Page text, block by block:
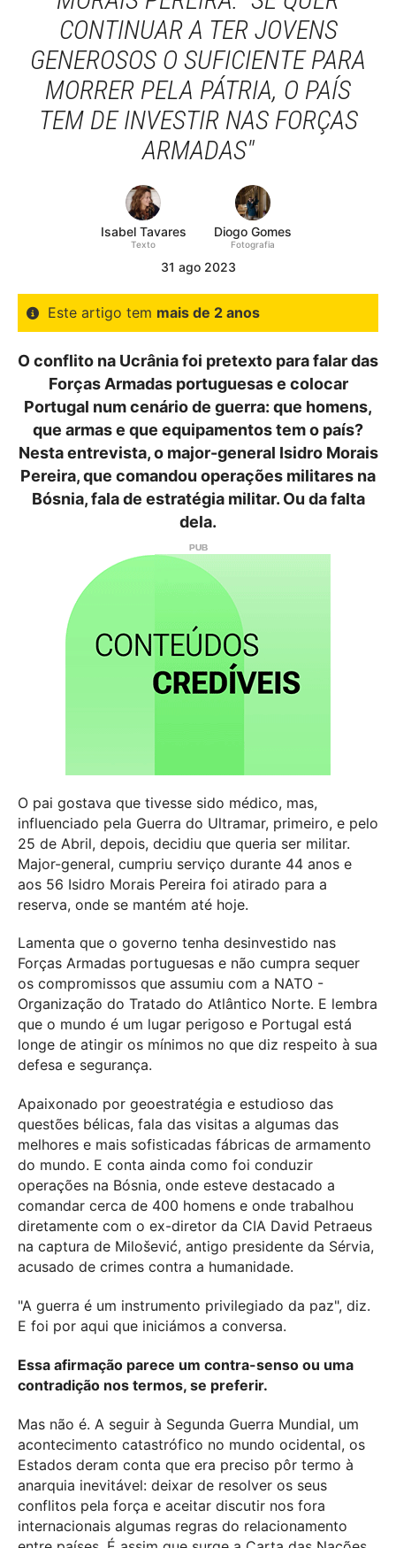
CONTINUAR A TER JOVENS
GENEROSOS O SUFICIENTE PARA
MORRER PELA PÁTRIA, O PAÍS
TEM DE INVESTIR NAS FORÇAS
ARMADAS"
Isabel Tavares
Texto
Diogo Gomes
Fotografia
31 ago 2023
Este artigo tem mais de 2 anos
O conflito na Ucrânia foi pretexto para falar das
Forças Armadas portuguesas e colocar
Portugal num cenário de guerra: que homens,
que armas e que equipamentos tem o país?
Nesta entrevista, o major-general Isidro Morais
Pereira, que comandou operações militares na
Bósnia, fala de estratégia militar. Ou da falta
dela.
O pai gostava que tivesse sido médico, mas,
influenciado pela Guerra do Ultramar, primeiro, e pelo
25 de Abril, depois, decidiu que queria ser militar.
Major-general, cumpriu serviço durante 44 anos e
aos 56 Isidro Morais Pereira foi atirado para a
reserva, onde se mantém até hoje.
Lamenta que o governo tenha desinvestido nas
Forças Armadas portuguesas e não cumpra sequer
os compromissos que assumiu com a NATO -
Organização do Tratado do Atlântico Norte. E lembra
que o mundo é um lugar perigoso e Portugal está
longe de atingir os mínimos no que diz respeito à sua
defesa e segurança.
Apaixonado por geoestratégia e estudioso das
questões bélicas, fala das visitas a algumas das
melhores e mais sofisticadas fábricas de armamento
do mundo. E conta ainda como foi conduzir
operações na Bósnia, onde esteve destacado a
comandar cerca de 400 homens e onde trabalhou
diretamente com o ex-diretor da CIA David Petraeus
na captura de Milošević, antigo presidente da Sérvia,
acusado de crimes contra a humanidade.
"A guerra é um instrumento privilegiado da paz", diz.
E foi por aqui que iniciámos a conversa.
Essa afirmação parece um contra-senso ou uma
contradição nos termos, se preferir.
Mas não é. A seguir à Segunda Guerra Mundial, um
acontecimento catastrófico no mundo ocidental, os
Estados deram conta que era preciso pôr termo à
anarquia inevitável: deixar de resolver os seus
conflitos pela força e aceitar discutir nos fora
internacionais algumas regras do relacionamento